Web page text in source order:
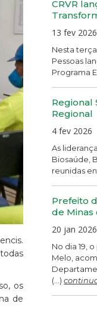
os
de
CRVR
13 fev 2026
Nesta
Pessoas
Programa
Regional
Regional
4 fev 2026
As
Biosaúde,
reunidas
Prefeito
de Minas
20 jan 2026
No dia 19,
Melo,
(...)